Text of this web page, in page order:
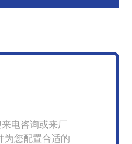
电咨询或来厂
为您配置合适的